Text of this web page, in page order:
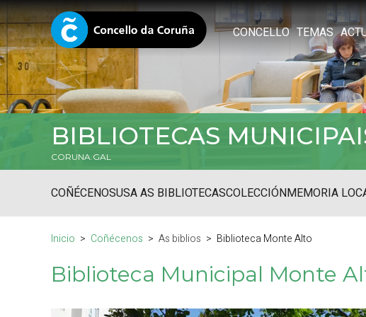
CONCELLO TEMAS
BIBLIOTECAS
CORUNA.GAL
COÑÉCENOSUSA AS BIBLIOTECASCOLECCIÓNMEMORIA
Inicio Coñécenos As biblios Biblioteca Monte Alto
Biblioteca Municipal Monte